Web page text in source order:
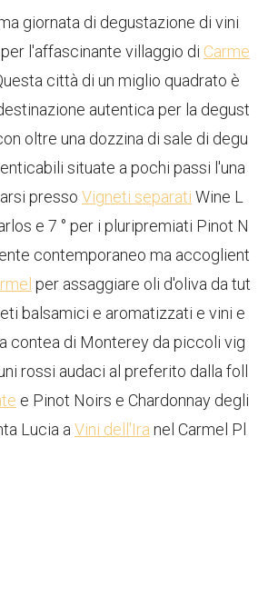
giornata di degustazione di vini
l'affascinante villaggio di Carme
città di un miglio quadrato è
autentica per la degust
oltre una dozzina di sale di degu
situate a pochi passi l'una
presso Vigneti separati Wine L
e 7 ° per i pluripremiati Pinot N
contemporaneo ma accoglient
per assaggiare oli d'oliva da tut
balsamici e aromatizzati e vini e
contea di Monterey da piccoli vig
rossi audaci al preferito dalla foll
e Pinot Noirs e Chardonnay degli
Lucia aVini dell'Ira nel Carmel Pl